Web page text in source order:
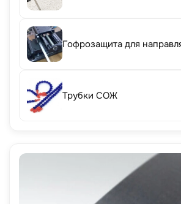
Гофрозащита для
Трубки СОЖ